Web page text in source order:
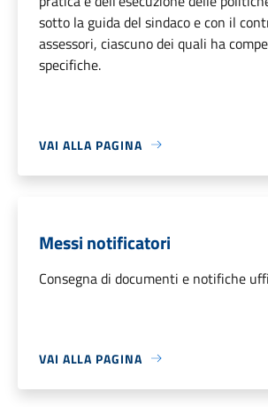
sotto la guida del sindaco e con il
assessori, ciascuno dei quali ha
specifiche.
VAI ALLA PAGINA
Messi notificatori
Consegna di documenti e notifiche
VAI ALLA PAGINA